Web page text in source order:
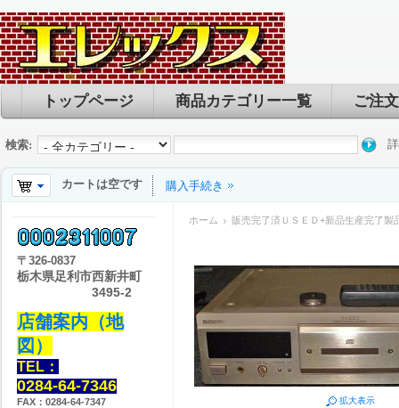
トップページ 商品カテゴリー一覧 ご注
検索:
カートは空です 購入手続き
ホーム 販売完了済ＵＳＥＤ+新品生産完了製
拡大表示
〒 326-0837
栃木県足利市西新井町
3495-2
店舗案内（地
図）
TEL：
0284-64-7346
FAX：0284-64-7347